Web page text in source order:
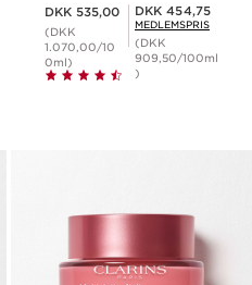
DKK 535,00
(DKK
1.070,00/10
0ml)
Medlemspris DKK 454,75
DKK 454,75
MEDLEMSPRIS
(DKK
909,50/100ml
)